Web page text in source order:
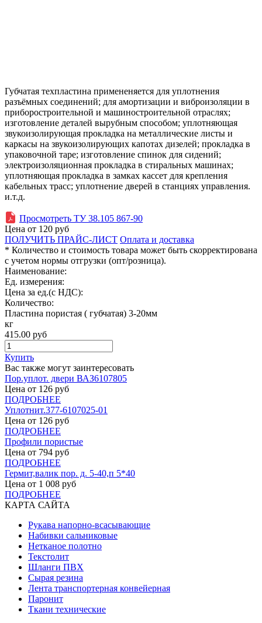
Губчатая техпластина примененяется для уплотнения
разъёмных соединений; для амортизации и виброизоляции в
приборостроительной и машиностроительной отраслях;
изготовление деталей вырубным способом; уплотняющая
звукоизолирующая прокладка на металлические листы и
каркасы на звукоизолирующих капотах дизелей; прокладка в
упаковочной таре; изготовление спинок для сидений;
электроизоляционная прокладка в стиральных машинах;
уплотняющая прокладка в замках кассет для крепления
кабельных трасс; уплотнение дверей в станциях управления.
и.т.д.
Просмотреть ТУ 38.105 867-90
Цена от 120 руб
ПОЛУЧИТЬ ПРАЙС-ЛИСТ Оплата и доставка
* Количество и стоимость товара может быть скорректирована
с учетом нормы отгрузки (опт/розница).
Наименование:
Ед. измерения:
Цена за ед.(с НДС):
Количество:
Пластина пористая ( губчатая) 3-20мм
кг
415.00 руб
Купить
Вас также могут заинтересовать
Пор.уплот. двери ВАЗ6107805
Цена от 126 руб
ПОДРОБНЕЕ
Уплотнит.377-6107025-01
Цена от 126 руб
ПОДРОБНЕЕ
Профили пористые
Цена от 794 руб
ПОДРОБНЕЕ
Гермит,валик пор. д. 5-40,п 5*40
Цена от 1 008 руб
ПОДРОБНЕЕ
КАРТА САЙТА
Рукава напорно-всасывающие
Набивки сальниковые
Нетканое полотно
Текстолит
Шланги ПВХ
Сырая резина
Лента транспортерная конвейерная
Паронит
Ткани технические